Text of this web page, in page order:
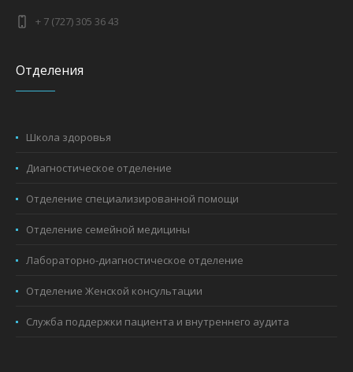
+ 7 (727) 305 36 43
Отделения
Школа здоровья
Диагностическое отделение
Отделение специализированной помощи
Отделение семейной медицины
Лабораторно-диагностическое отделение
Отделение Женской консультации
Служба поддержки пациента и внутреннего аудита